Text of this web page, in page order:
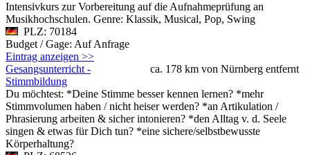
Intensivkurs zur Vorbereitung auf die Aufnahmeprüfung an
Musikhochschulen. Genre: Klassik, Musical, Pop, Swing
PLZ: 70184
Budget / Gage: Auf Anfrage
Eintrag anzeigen >>
ca. 178 km von Nürnberg entfernt
Gesangsunterricht -
Stimmbildung
Du möchtest: *Deine Stimme besser kennen lernen? *mehr
Stimmvolumen haben / nicht heiser werden? *an Artikulation /
Phrasierung arbeiten & sicher intonieren? *den Alltag v. d. Seele
singen & etwas für Dich tun? *eine sichere/selbstbewusste
Körperhaltung?